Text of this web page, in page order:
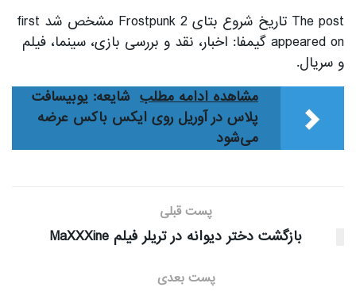
The post تاریخ شروع بتای Frostpunk 2 مشخص شد first
appeared on گیمفا: اخبار، نقد و بررسی بازی، سینما، فیلم
و سریال.
مشاهده ادامه مطلب شایعه: یوبیسافت
پلاس در آوریل روی ایکس باکس عرضه
می‌شود
پست قبلی
بازگشت دختر دیوانه در تریلر فیلم MaXXXine
پست بعدی